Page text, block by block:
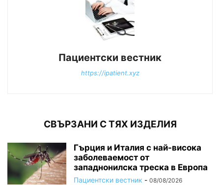
Пациентски вестник
https://ipatient.xyz
СВЪРЗАНИ С ТЯХ ИЗДЕЛИЯ
Гърция и Италия с най-висока
заболеваемост от
западнонилска треска в Европа
Пациентски вестник - 08/08/2026